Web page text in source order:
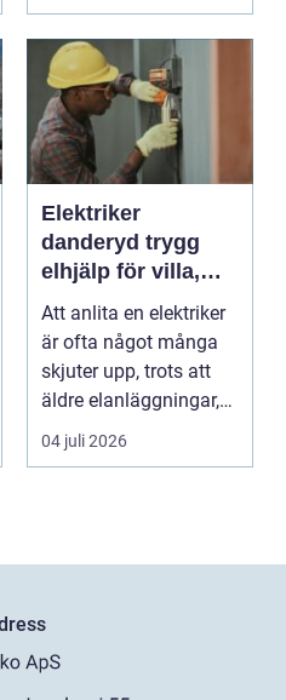
Elektriker
danderyd trygg
elhjälp för villa,
lägenhet och
företag
Att anlita en elektriker
är ofta något många
skjuter upp, trots att
äldre elanläggningar,
provisoris...
04 juli 2026